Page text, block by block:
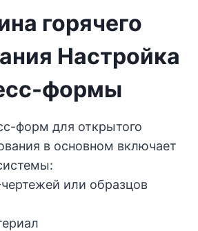
горячего
Настройка
формы
форм для открытого
в основном включает
или образцов